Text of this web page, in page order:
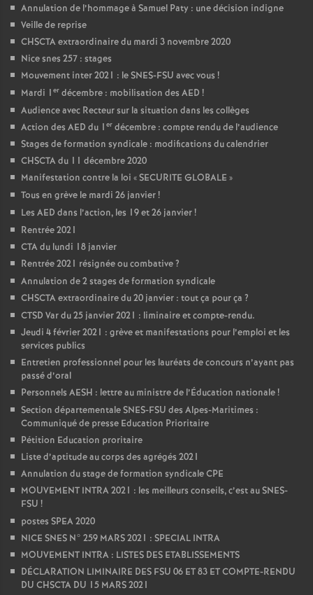
Annulation de l’hommage à Samuel Paty : une décision indigne
Veille de reprise
CHSCTA extraordinaire du mardi 3 novembre 2020
Nice snes 257 : stages
Mouvement inter 2021 : le SNES-FSU avec vous !
Mardi 1 er décembre : mobilisation des AED !
Audience avec Recteur sur la situation dans les collèges
Action des AED du 1 er décembre : compte rendu de l’audience
Stages de formation syndicale : modifications du calendrier
CHSCTA du 11 décembre 2020
Manifestation contre la loi «SECURITE GLOBALE »
Tous en grève le mardi 26 janvier!
Les AED dans l’action, les 19 et 26 janvier!
Rentrée 2021
CTA du lundi 18 janvier
Rentrée 2021 résignée ou combative?
Annulation de 2 stages de formation syndicale
CHSCTA extraordinaire du 20 janvier : tout ça pour ça ?
CTSD Var du 25 janvier 2021 : liminaire et compte-rendu.
Jeudi 4 février 2021 : grève et manifestations pour l’emploi et les
services publics
Entretien professionnel pour les lauréats de concours n’ayant pas
passé d’oral
Personnels AESH : lettre au ministre de l’Éducation nationale!
Section départementale SNES-FSU des Alpes-Maritimes :
Communiqué de presse Education Prioritaire
Pétition Education proritaire
Liste d’aptitude au corps des agrégés 2021
Annulation du stage de formation syndicale CPE
MOUVEMENT INTRA 2021 : les meilleurs conseils, c’est au SNES-
FSU !
postes SPEA 2020
NICE SNES N° 259 MARS 2021 : SPECIAL INTRA
MOUVEMENT INTRA : LISTES DES ETABLISSEMENTS
DÉCLARATION LIMINAIRE DES FSU 06 ET 83 ET COMPTE-RENDU
DU CHSCTA DU 15 MARS 2021